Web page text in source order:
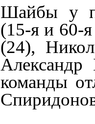
Шайбы у
(15-я и 60-
(24),
Александр
команды